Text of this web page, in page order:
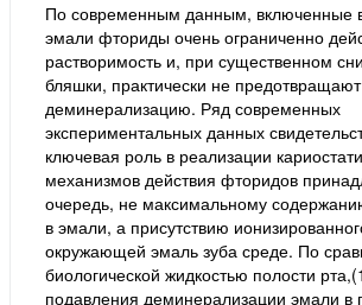
По современным данным, включенные
эмали фториды очень ограниченно
растворимость и, при существенном
бляшки, практически не предотвращают
деминерализацию. Ряд современных
экспериментальных данных
ключевая роль в реализации
механизмов действия фторидов
очередь, не максимальному
в эмали, а присутствию
окружающей эмаль зуба среде. По
биологической жидкостью полости
подавления деминерализации эмали в